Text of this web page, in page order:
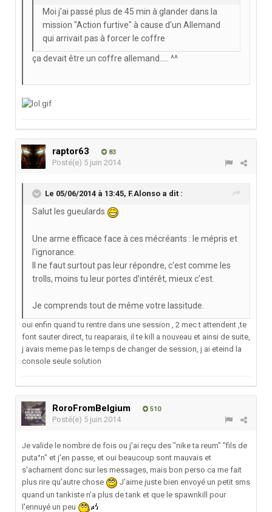
Moi j'ai passé plus de 45 min à glander dans la
mission "Action furtive" à cause d'un Allemand
qui arrivait pas à forcer le coffre
ça devait être un coffre allemand..... ^^
raptor63 83
Posté(e) 5 juin 2014
Le 05/06/2014 à 13:45, F.Alonso a dit :
Salut les gueulards
Une arme efficace face à ces mécréants : le mépris et
l'ignorance.
Il ne faut surtout pas leur répondre, c'est comme les
trolls, moins tu leur portes d’intérêt, mieux c'est.
Je comprends tout de même votre lassitude.
oui enfin quand tu rentre dans une session , 2 mec t attendent ,te
font sauter direct, tu reaparais, il te kill a nouveau et ainsi de suite,
j avais meme pas le temps de changer de session, j ai eteind la
console seule solution
RoroFromBelgium 510
Posté(e) 5 juin 2014
Je valide le nombre de fois ou j'ai reçu des "nike ta reum" "fils de
puta°n" et j'en passe, et oui beaucoup sont mauvais et
s'acharnent donc sur les messages, mais bon perso ca me fait
plus rire qu'autre chose
J'aime juste bien envoyé un petit sms
quand un tankiste n'a plus de tank et que le spawnkill pour
l'ennuyé un peu